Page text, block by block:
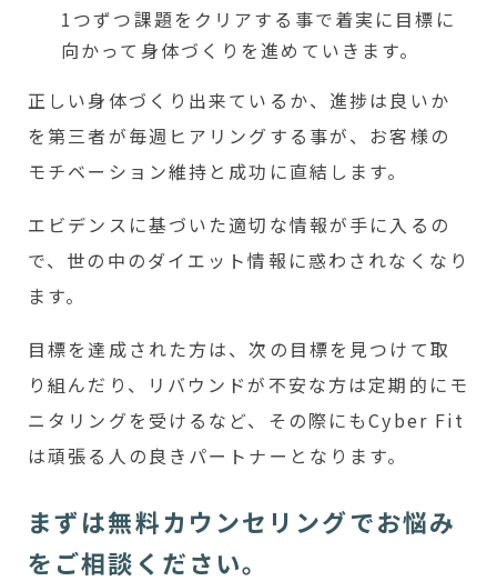
1つずつ課題をクリアする事で着実に目標に
向かって身体づくりを進めていきます。
正しい身体づくり出来ているか、進捗は良いか
を第三者が毎週ヒアリングする事が、お客様の
モチベーション維持と成功に直結します。
エビデンスに基づいた適切な情報が手に入るの
で、世の中のダイエット情報に惑わされなくなり
ます。
目標を達成された方は、次の目標を見つけて取
り組んだり、リバウンドが不安な方は定期的にモ
ニタリングを受けるなど、その際にもCyber Fit
は頑張る人の良きパートナーとなります。
まずは無料カウンセリングでお悩み
をご相談ください。